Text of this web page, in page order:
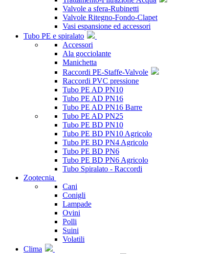
Valvole a sfera-Rubinetti
Valvole Ritegno-Fondo-Clapet
Vasi espansione ed accessori
Tubo PE e spiralato
Accessori
Ala gocciolante
Manichetta
Raccordi PE-Staffe-Valvole
Raccordi PVC pressione
Tubo PE AD PN10
Tubo PE AD PN16
Tubo PE AD PN16 Barre
Tubo PE AD PN25
Tubo PE BD PN10
Tubo PE BD PN10 Agricolo
Tubo PE BD PN4 Agricolo
Tubo PE BD PN6
Tubo PE BD PN6 Agricolo
Tubo Spiralato - Raccordi
Zootecnia
Cani
Conigli
Lampade
Ovini
Polli
Suini
Volatili
Clima